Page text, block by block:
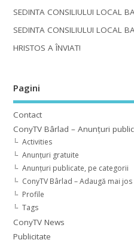
SEDINTA CONSILIULUI LOCAL
SEDINTA CONSILIULUI LOCAL
HRISTOS A ÎNVIAT!
Pagini
Contact
ConyTV Bârlad – Anunțuri
Activities
Anunțuri gratuite
Anunțuri publicate, pe categorii
ConyTV Bârlad – Adaugă mai
Profile
Tags
ConyTV News
Publicitate